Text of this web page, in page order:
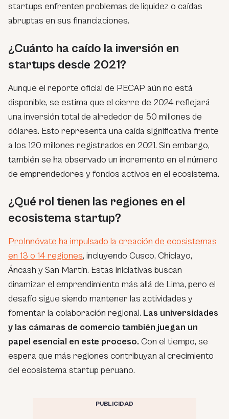
startups enfrenten problemas de liquidez o caídas
abruptas en sus financiaciones.
¿Cuánto ha caído la inversión en
startups desde 2021?
Aunque el reporte oficial de PECAP aún no está
disponible, se estima que el cierre de 2024 reflejará
una inversión total de alrededor de 50 millones de
dólares. Esto representa una caída significativa frente
a los 120 millones registrados en 2021. Sin embargo,
también se ha observado un incremento en el número
de emprendedores y fondos activos en el ecosistema.
¿Qué rol tienen las regiones en el
ecosistema startup?
ProInnóvate ha impulsado la creación de ecosistemas
en 13 o 14 regiones, incluyendo Cusco, Chiclayo,
Áncash y San Martín. Estas iniciativas buscan
dinamizar el emprendimiento más allá de Lima, pero el
desafío sigue siendo mantener las actividades y
fomentar la colaboración regional. Las universidades
y las cámaras de comercio también juegan un
papel esencial en este proceso. Con el tiempo, se
espera que más regiones contribuyan al crecimiento
del ecosistema startup peruano.
PUBLICIDAD